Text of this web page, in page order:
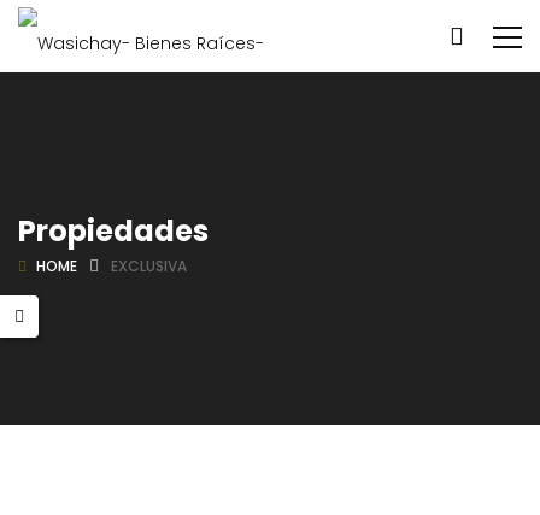
Propiedades
HOME EXCLUSIVA